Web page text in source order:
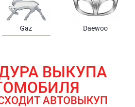
Chrysler Gmc
ВЫКУПА
АВТОВЫКУП